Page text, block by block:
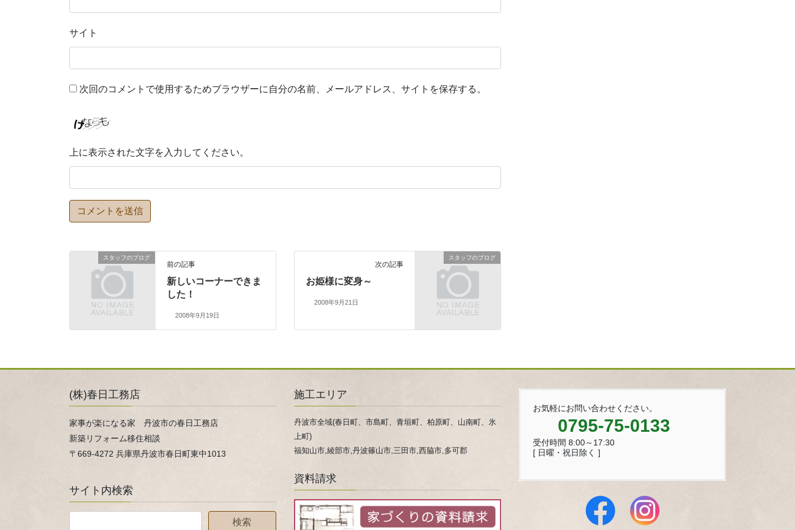
サイト
次回のコメントで使用するためブラウザーに自分の名前、メールアドレス、サイトを保存する。
上に表示された文字を入力してください。
スタッフのブログ
前の記事
新しいコーナーできま
した！
2008年9月19日
スタッフのブログ
次の記事
お姫様に変身～
2008年9月21日
(株)春日工務店
家事が楽になる家 丹波市の春日工務店
新築リフォーム移住相談
〒669-4272 兵庫県丹波市春日町東中1013
サイト内検索
施工エリア
丹波市全域(春日町、市島町、青垣町、柏原町、山南町、氷
上町)
福知山市,綾部市,丹波篠山市,三田市,西脇市,多可郡
資料請求
お気軽にお問い合わせください。
0795-75-0133
受付時間 8:00～17:30
[ 日曜・祝日除く ]